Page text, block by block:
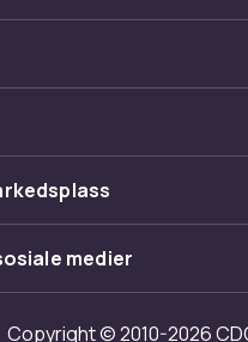
her
Center
medier
Copyright © 2010-2026